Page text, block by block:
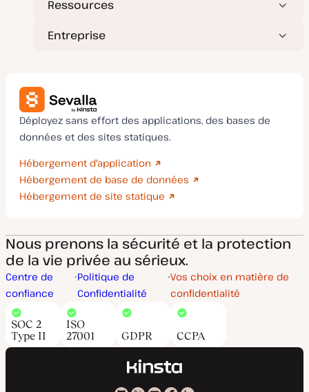
Ressources
Entreprise
Déployez sans effort des applications, des bases de
données et des sites statiques.
Hébergement d'application
Hébergement de base de données
Hébergement de site statique
Nous prenons la sécurité et la protection
de la vie privée au sérieux.
Centre de
confiance
Politique de
Confidentialité
Vos choix en matière de
confidentialité
SOC 2
Type II
ISO
27001
GDPR CCPA